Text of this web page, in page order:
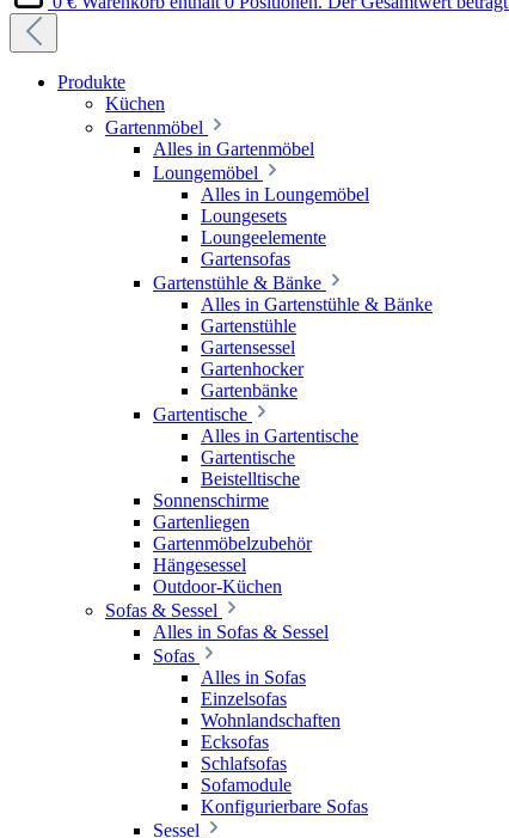
Produkte
Küchen
Gartenmöbel
Alles in Gartenmöbel
Loungemöbel
Alles in Loungemöbel
Loungesets
Loungeelemente
Gartensofas
Gartenstühle & Bänke
Alles in Gartenstühle & Bänke
Gartenstühle
Gartensessel
Gartenhocker
Gartenbänke
Gartentische
Alles in Gartentische
Gartentische
Beistelltische
Sonnenschirme
Gartenliegen
Gartenmöbelzubehör
Hängesessel
Outdoor-Küchen
Sofas & Sessel
Alles in Sofas & Sessel
Sofas
Alles in Sofas
Einzelsofas
Wohnlandschaften
Ecksofas
Schlafsofas
Sofamodule
Konfigurierbare Sofas
Sessel